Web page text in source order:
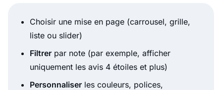
Choisir une mise en page (carrousel, grille,
liste ou slider)
Filtrer par note (par exemple, afficher
uniquement les avis 4 étoiles et plus)
Personnaliser les couleurs, polices,